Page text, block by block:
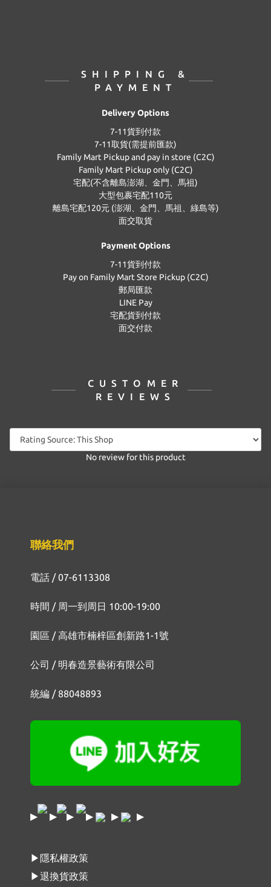
SHIPPING &
PAYMENT
Delivery Options
7-11貨到付款
7-11取貨(需提前匯款)
Family Mart Pickup and pay in store (C2C)
Family Mart Pickup only (C2C)
宅配(不含離島澎湖、金門、馬祖)
大型包裹宅配110元
離島宅配120元 (澎湖、金門、馬祖、綠島等)
面交取貨
Payment Options
7-11貨到付款
Pay on Family Mart Store Pickup (C2C)
郵局匯款
LINE Pay
宅配貨到付款
面交付款
CUSTOMER
REVIEWS
No review for this product
聯絡我們
電話 / 07-6113308
時間 / 周一到周日 10:00-19:00
園區 / 高雄市楠梓區創新路1-1號
公司 / 明春造景藝術有限公司
統編 / 88048893
▶ ▶ ▶ ▶ ▶ ▶
▶隱私權政策
▶退換貨政策